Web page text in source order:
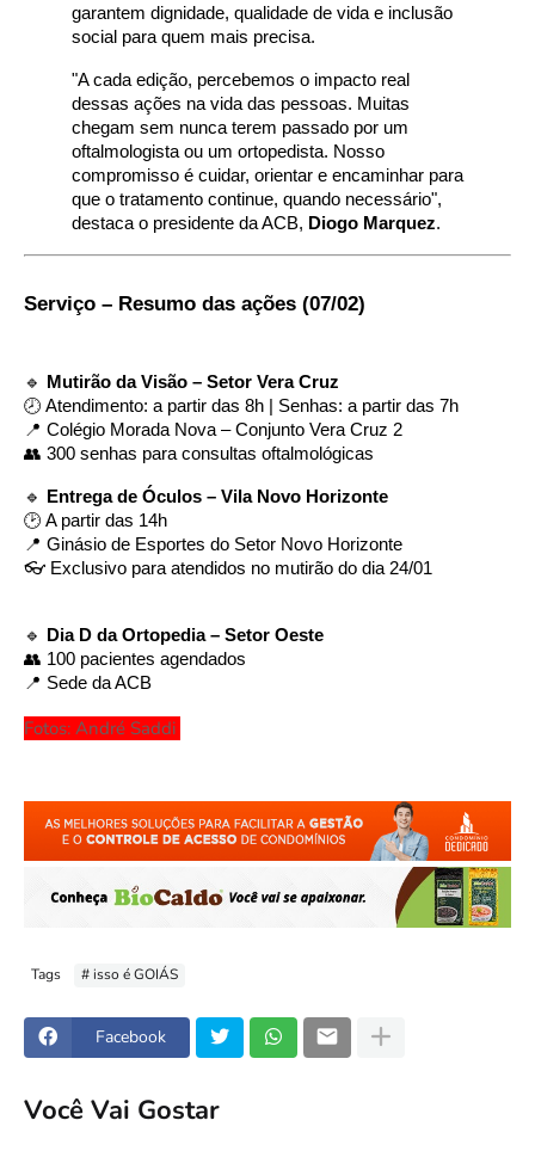
garantem dignidade, qualidade de vida e inclusão
social para quem mais precisa.
"A cada edição, percebemos o impacto real
dessas ações na vida das pessoas. Muitas
chegam sem nunca terem passado por um
oftalmologista ou um ortopedista. Nosso
compromisso é cuidar, orientar e encaminhar para
que o tratamento continue, quando necessário",
destaca o presidente da ACB, Diogo Marquez.
Serviço – Resumo das ações (07/02)
🔹
Mutirão da Visão – Setor Vera Cruz
🕗 Atendimento: a partir das 8h | Senhas: a partir das 7h
📍 Colégio Morada Nova – Conjunto Vera Cruz 2
👥 300 senhas para consultas oftalmológicas
🔹
Entrega de Óculos – Vila Novo Horizonte
🕑 A partir das 14h
📍 Ginásio de Esportes do Setor Novo Horizonte
👓 Exclusivo para atendidos no mutirão do dia 24/01
🔹
Dia D da Ortopedia – Setor Oeste
👥 100 pacientes agendados
📍 Sede da ACB
Fotos: André Saddi
Tags # isso é GOIÁS
Facebook
Você Vai Gostar